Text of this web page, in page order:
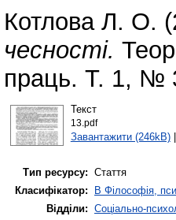
Котлова Л. О.
чесності.
праць. Т. 1, №
Текст
13.pdf
Завантажити (246kB)|
Тип ресурсу: Стаття
Класифікатор:
B Філософія,
Відділи: Соціально-